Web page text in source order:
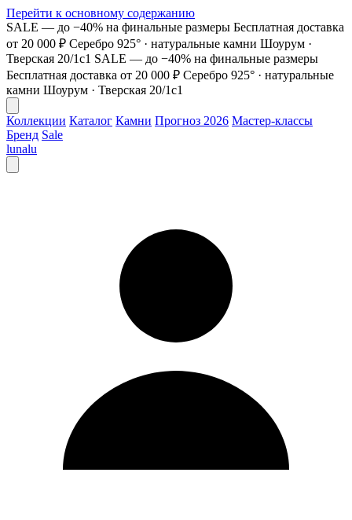
Перейти к основному содержанию
SALE — до −40% на финальные размеры Бесплатная доставка
от 20 000 ₽ Серебро 925° · натуральные камни Шоурум ·
Тверская 20/1с1 SALE — до −40% на финальные размеры
Бесплатная доставка от 20 000 ₽ Серебро 925° · натуральные
камни Шоурум · Тверская 20/1с1
Коллекции Каталог Камни Прогноз 2026 Мастер-классы
Бренд Sale
lunalu